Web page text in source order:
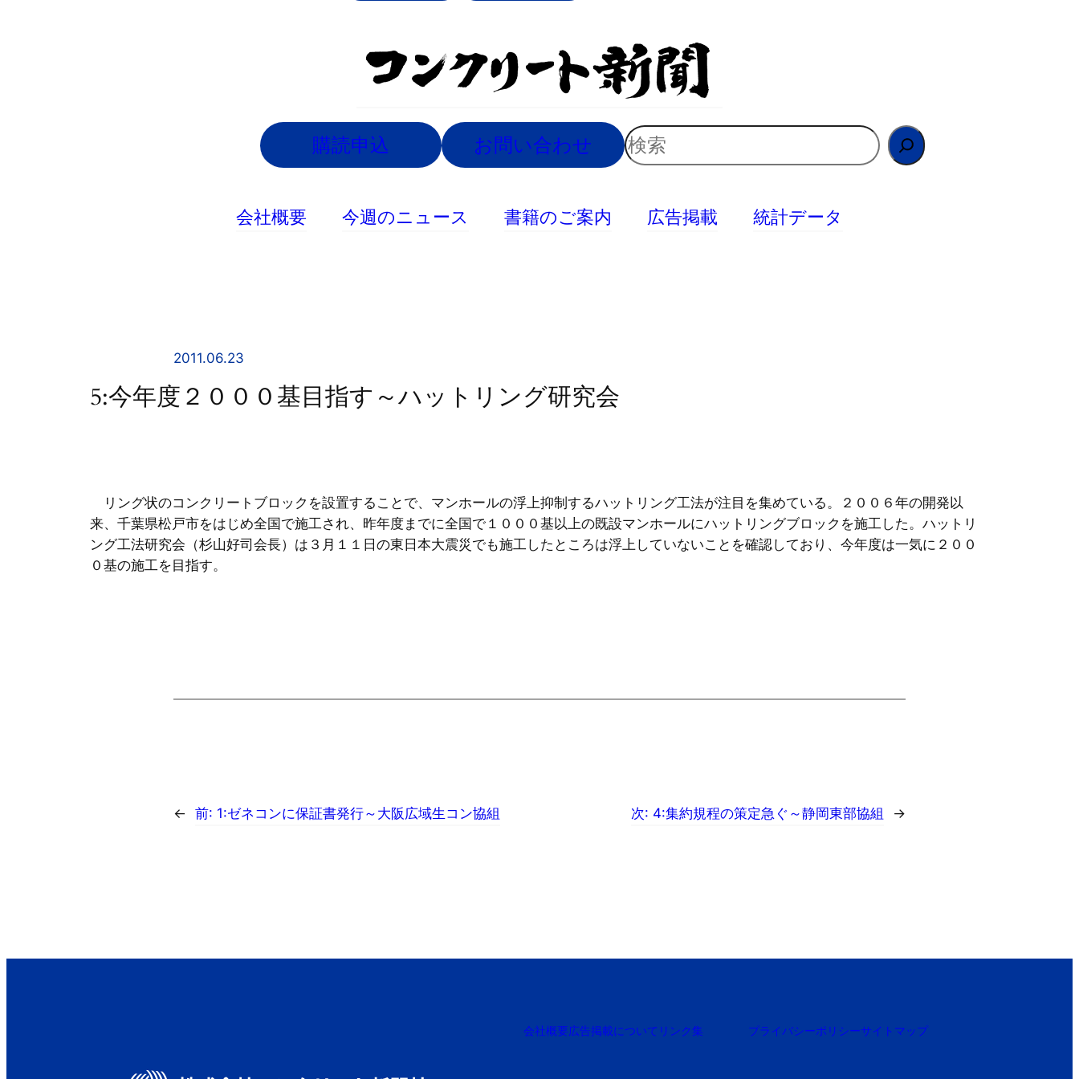
購読申込 お問い合わせ
検
索
会社概要 今週のニュース 書籍のご案内 広告掲載 統計データ
2011.06.23
5:今年度２０００基目指す～ハットリング研究会
リング状のコンクリートブロックを設置することで、マンホールの浮上抑制するハットリング工法が注目を集めている。２００６年の開発以
来、千葉県松戸市をはじめ全国で施工され、昨年度までに全国で１０００基以上の既設マンホールにハットリングブロックを施工した。ハットリ
ング工法研究会（杉山好司会長）は３月１１日の東日本大震災でも施工したところは浮上していないことを確認しており、今年度は一気に２００
０基の施工を目指す。
← 前: 1:ゼネコンに保証書発行～大阪広域生コン協組 次: 4:集約規程の策定急ぐ～静岡東部協組 →
会社概要広告掲載について リンク集 プライバシーポリシーサイトマップ